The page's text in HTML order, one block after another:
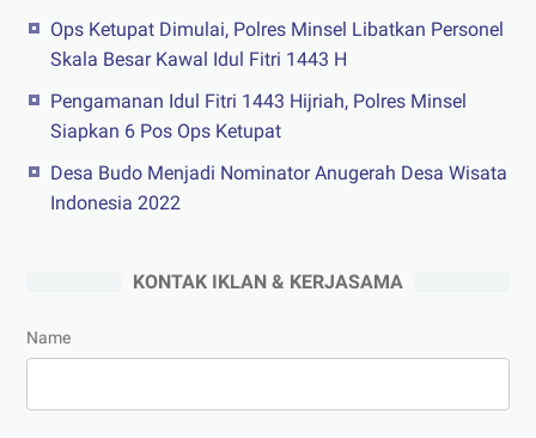
Ops Ketupat Dimulai, Polres Minsel Libatkan Personel
Skala Besar Kawal Idul Fitri 1443 H
Pengamanan Idul Fitri 1443 Hijriah, Polres Minsel
Siapkan 6 Pos Ops Ketupat
Desa Budo Menjadi Nominator Anugerah Desa Wisata
Indonesia 2022
KONTAK IKLAN & KERJASAMA
Name